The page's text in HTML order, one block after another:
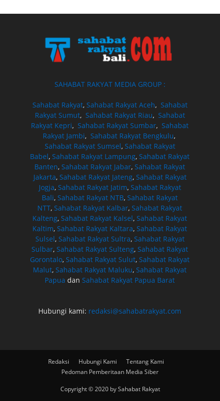
SAHABAT RAKYAT MEDIA GROUP :
Sahabat Rakyat, Sahabat Rakyat Aceh, Sahabat
Rakyat Sumut, Sahabat Rakyat Riau, Sahabat
Rakyat Kepri,Sahabat Rakyat Sumbar,Sahabat
Rakyat Jambi, Sahabat Rakyat Bengkulu,
Sahabat Rakyat Sumsel, Sahabat Rakyat
Babel,Sahabat Rakyat Lampung,Sahabat Rakyat
Banten,Sahabat Rakyat Jabar,Sahabat Rakyat
Jakarta, Sahabat Rakyat Jateng, Sahabat Rakyat
Jogja, Sahabat Rakyat Jatim, Sahabat Rakyat
Bali,Sahabat Rakyat NTB,Sahabat Rakyat
NTT,Sahabat Rakyat Kalbar,Sahabat Rakyat
Kalteng,Sahabat Rakyat Kalsel,Sahabat Rakyat
Kaltim,Sahabat Rakyat Kaltara,Sahabat Rakyat
Sulsel, Sahabat Rakyat Sultra, Sahabat Rakyat
Sulbar,Sahabat Rakyat Sulteng,Sahabat Rakyat
Gorontalo,Sahabat Rakyat Sulut,Sahabat Rakyat
Malut,Sahabat Rakyat Maluku,Sahabat Rakyat
Papua danSahabat Rakyat Papua Barat
Hubungi kami: redaksi@sahabatrakyat.com
Redaksi Hubungi Kami
Tentang Kami
Pedoman Pemberitaan Media Siber
Copyright © 2020 by Sahabat Rakyat